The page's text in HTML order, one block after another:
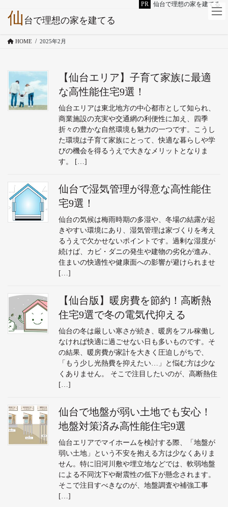
PR 仙台で理想の家を建てる
仙 台で理想の家を建てる
HOME 2025年2月
【仙台エリア】子育て家族に最適
な高性能住宅9選！
仙台エリアは東北地方の中心都市として知られ、
商業施設の充実や交通網の利便性に加え、四季
折々の豊かな自然環境も魅力の一つです。こうし
た環境は子育て家族にとって、快適な暮らしや学
びの機会を得るうえで大きなメリットとなりま
す。 […]
仙台で湿気管理が得意な高性能住
宅9選！
仙台の気候は梅雨時期の多湿や、冬場の結露が起
きやすい環境にあり、湿気管理は家づくりを考え
るうえで欠かせないポイントです。過剰な湿度が
続けば、カビ・ダニの発生や建物の劣化が進み、
住まいの快適性や健康面への影響が避けられませ
[…]
【仙台版】暖房費を節約！高断熱
住宅9選で冬の電気代抑える
仙台の冬は厳しい寒さが続き、暖房をフル稼働し
なければ快適に過ごせない日も多いものです。そ
の結果、暖房費が家計を大きく圧迫しがちで、
「もう少し光熱費を抑えたい…」と悩む方は少な
くありません。 そこで注目したいのが、高断熱住
[…]
仙台で地盤が弱い土地でも安心！
地盤対策済み高性能住宅9選
仙台エリアでマイホームを検討する際、「地盤が
弱い土地」という不安を抱える方は少なくありま
せん。特に旧河川敷や埋立地などでは、軟弱地盤
による不同沈下や耐震性の低下が懸念されます。
そこで注目すべきなのが、地盤調査や補強工事
[…]